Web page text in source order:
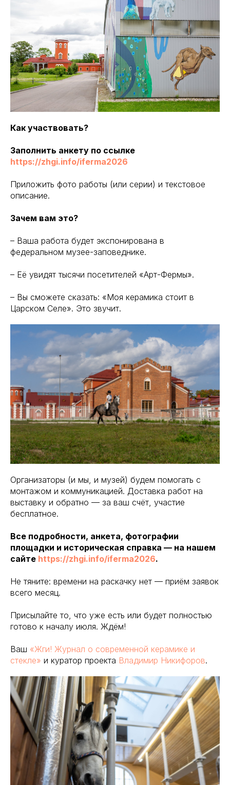
Как участвовать?
Заполнить анкету по ссылке
https://zhgi.info/iferma2026
Приложить фото работы (или серии) и текстовое
описание.
Зачем вам это?
– Ваша работа будет экспонирована в
федеральном музее-заповеднике.
– Её увидят тысячи посетителей «Арт-Фермы».
– Вы сможете сказать: «Моя керамика стоит в
Царском Селе». Это звучит.
Организаторы (и мы, и музей) будем помогать с
монтажом и коммуникацией. Доставка работ на
выставку и обратно — за ваш счёт, участие
бесплатное.
Все подробности, анкета, фотографии
площадки и историческая справка — на нашем
сайте https://zhgi.info/iferma2026.
Не тяните: времени на раскачку нет — приём заявок
всего месяц.
Присылайте то, что уже есть или будет полностью
готово к началу июля. Ждём!
Ваш «Жги! Журнал о современной керамике и
стекле» и куратор проекта Владимир Никифоров.